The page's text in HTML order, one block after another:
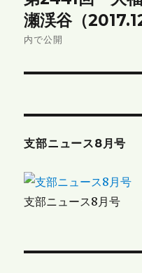
稿
ナ
ビ
ョ
瀬渓谷（
内で公開
支部ニュース8月号
支部ニュース8月号